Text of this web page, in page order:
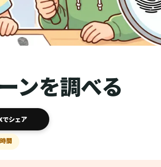
ンを調べる
でシェア
間